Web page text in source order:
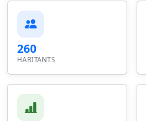
260
HABITANTS